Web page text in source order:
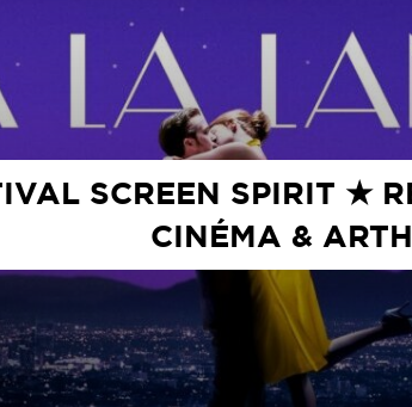
SCREEN SPIRIT ★
CINÉMA &